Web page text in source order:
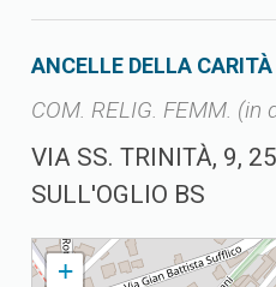
ANCELLE DELLA CARITÀ
COM. RELIG. FEMM. (in
VIA SS. TRINITÀ, 9,
SULL'OGLIO BS
PALAZZOLO S. MARIA ASSUNTA
ASSUNTA
+